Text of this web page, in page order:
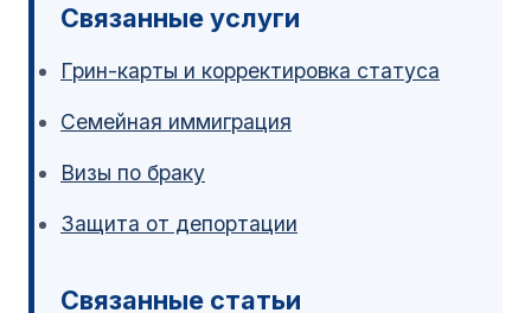
Связанные услуги
Грин-карты и корректировка статуса
Семейная иммиграция
Визы по браку
Защита от депортации
Связанные статьи